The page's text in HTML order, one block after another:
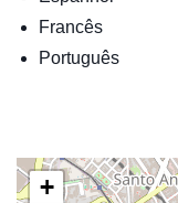
Francês
Português
+